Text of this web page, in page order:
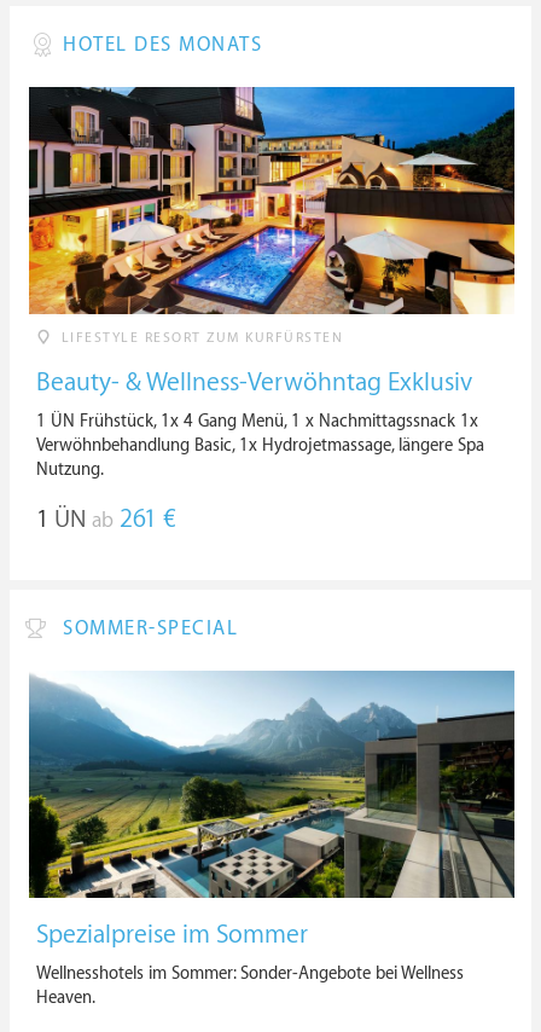
HOTEL DES MONATS
LIFESTYLE RESORT ZUM KURFÜRSTEN
Beauty- & Wellness-Verwöhntag Exklusiv
1 ÜN Frühstück, 1x 4 Gang Menü, 1 x Nachmittagssnack 1x
Verwöhnbehandlung Basic, 1x Hydrojetmassage, längere Spa
Nutzung.
1 ÜN ab 261 €
SOMMER-SPECIAL
Spezialpreise im Sommer
Wellnesshotels im Sommer: Sonder-Angebote bei Wellness
Heaven.